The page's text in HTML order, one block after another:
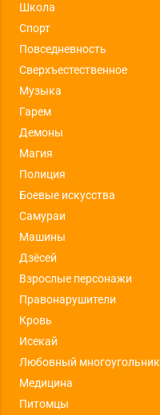
Школа
Спорт
Повседневность
Сверхъестественное
Музыка
Гарем
Демоны
Магия
Полиция
Боевые искусства
Самураи
Машины
Дзёсей
Взрослые персонажи
Правонарушители
Кровь
Исекай
Любовный многоугольник
Медицина
Питомцы